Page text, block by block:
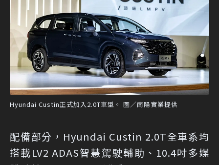
Hyundai Custin正式加入2.0T車型。 圖／南陽實業提供
配備部分，Hyundai Custin 2.0T全車系均
搭載LV2 ADAS智慧駕駛輔助、10.4吋多媒